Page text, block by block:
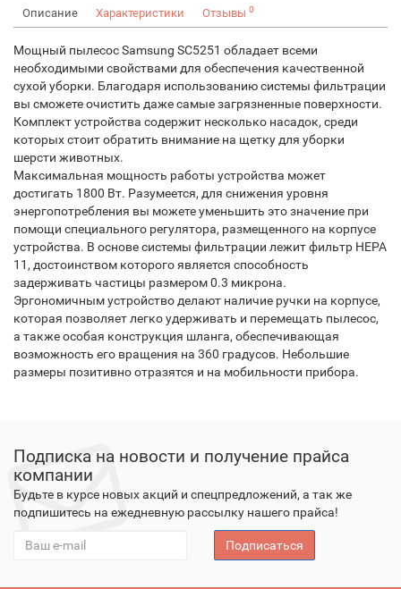
Описание Характеристики Отзывы 0
Мощный пылесос Samsung SC5251 обладает всеми
необходимыми свойствами для обеспечения качественной
сухой уборки. Благодаря использованию системы фильтрации
вы сможете очистить даже самые загрязненные поверхности.
Комплект устройства содержит несколько насадок, среди
которых стоит обратить внимание на щетку для уборки
шерсти животных.
Максимальная мощность работы устройства может
достигать 1800 Вт. Разумеется, для снижения уровня
энергопотребления вы можете уменьшить это значение при
помощи специального регулятора, размещенного на корпусе
устройства. В основе системы фильтрации лежит фильтр HEPA
11, достоинством которого является способность
задерживать частицы размером 0.3 микрона.
Эргономичным устройство делают наличие ручки на корпусе,
которая позволяет легко удерживать и перемещать пылесос,
а также особая конструкция шланга, обеспечивающая
возможность его вращения на 360 градусов. Небольшие
размеры позитивно отразятся и на мобильности прибора.
Подписка на новости и получение прайса
компании
Будьте в курсе новых акций и спецпредложений, а так же
подпишитесь на ежедневную рассылку нашего прайса!
Подписаться